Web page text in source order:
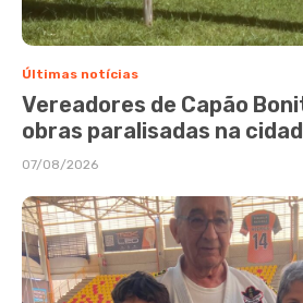
Últimas notícias
Vereadores de Capão
obras paralisadas na
07/08/2026